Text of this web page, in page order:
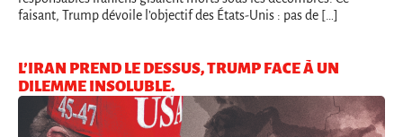
faisant, Trump dévoile l’objectif des États-Unis : pas de […]
L’IRAN PREND LE DESSUS, TRUMP FACE À UN
DILEMME INSOLUBLE.